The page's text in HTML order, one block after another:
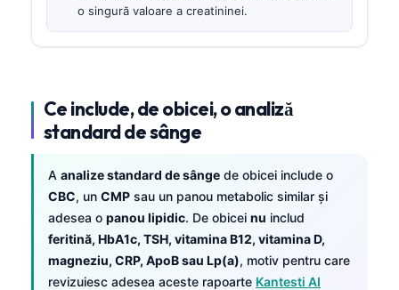
o singură valoare a creatininei.
Ce include, de obicei, o analiză
standard de sânge
A analize standard de sânge de obicei include o
CBC, un CMP sau un panou metabolic similar și
adesea o panou lipidic. De obicei nu includ
feritină, HbA1c, TSH, vitamina B12, vitamina D,
magneziu, CRP, ApoB sau Lp(a), motiv pentru care
revizuiesc adesea aceste rapoarte Kantesti AI